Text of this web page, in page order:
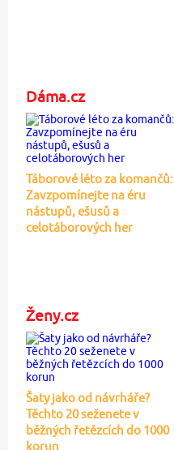
Dáma.cz
Táborové léto za komančů:
Zavzpomínejte na éru
nástupů, ešusů a
celotáborových her
Ženy.cz
Šaty jako od návrháře?
Těchto 20 seženete v
běžných řetězcích do 1000
korun